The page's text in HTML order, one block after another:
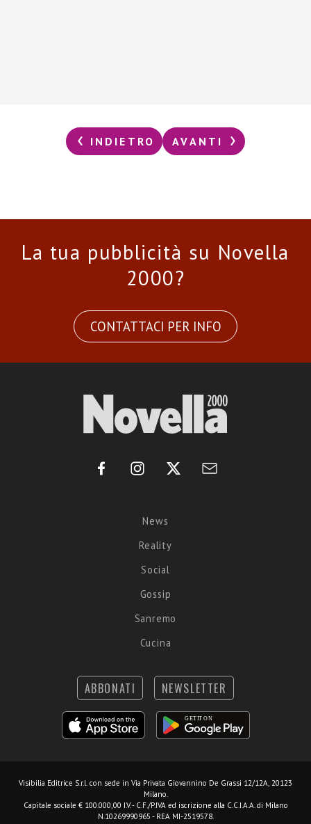
INDIETRO AVANTI
La tua pubblicità su Novella
2000?
CONTATTACI PER INFO
News
Reality
Social
Gossip
Sanremo
Cucina
ABBONATI NEWSLETTER
Visibilia Editrice S.r.l. con sede in Via Privata Giovannino De Grassi 12/12A, 20123
Milano.
Capitale sociale € 100.000,00 I.V. - C.F./P.IVA ed iscrizione alla C.C.I.A.A. di Milano
N.10269990965 - REA MI-2519578.